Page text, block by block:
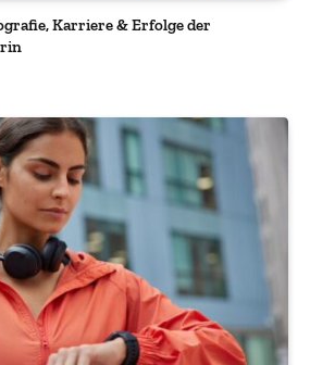
Karriere & Erfolge der